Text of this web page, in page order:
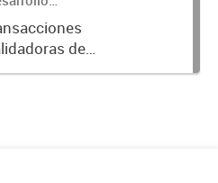
Transporte.
de